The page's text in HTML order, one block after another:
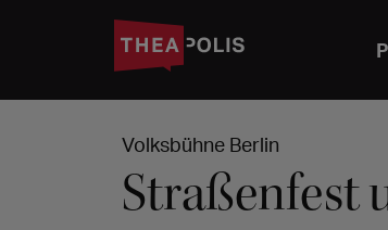
Volksbühne Berlin
Straßenfest